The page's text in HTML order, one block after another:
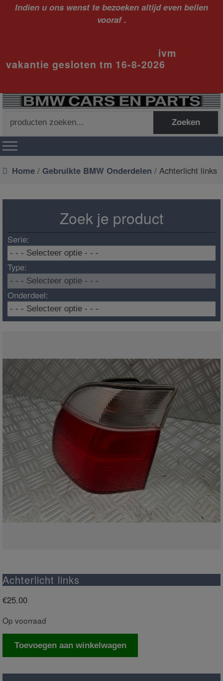
Indien u ons wenst te bezoeken altijd even bellen
vooraf .
ivm
vakantie gesloten tm 16-8-2026
naar:
Zoeken
Home / Gebruikte BMW Onderdelen / Achterlicht links
Zoek je product
Serie:
Type:
Onderdeel:
Achterlicht links
€25.00
Op voorraad
Achterlicht
Toevoegen aan winkelwagen